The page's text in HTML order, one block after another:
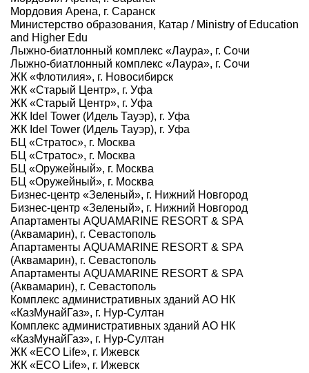
Мордовия Арена, г. Саранск
Министерство образования, Катар / Ministry of Education
and Higher Edu
Лыжно-биатлонный комплекс «Лаура», г. Сочи
Лыжно-биатлонный комплекс «Лаура», г. Сочи
ЖК «Флотилия», г. Новосибирск
ЖК «Старый Центр», г. Уфа
ЖК «Старый Центр», г. Уфа
ЖК Idel Tower (Идель Тауэр), г. Уфа
ЖК Idel Tower (Идель Тауэр), г. Уфа
БЦ «Стратос», г. Москва
БЦ «Стратос», г. Москва
БЦ «Оружейный», г. Москва
БЦ «Оружейный», г. Москва
Бизнес-центр «Зеленый», г. Нижний Новгород
Бизнес-центр «Зеленый», г. Нижний Новгород
Апартаменты AQUAMARINE RESORT & SPA
(Аквамарин), г. Севастополь
Апартаменты AQUAMARINE RESORT & SPA
(Аквамарин), г. Севастополь
Апартаменты AQUAMARINE RESORT & SPA
(Аквамарин), г. Севастополь
Комплекс административных зданий АО НК
«КазМунайГаз», г. Нур-Султан
Комплекс административных зданий АО НК
«КазМунайГаз», г. Нур-Султан
ЖК «ECO Life», г. Ижевск
ЖК «ECO Life», г. Ижевск